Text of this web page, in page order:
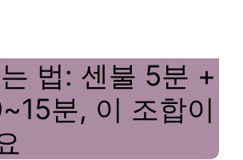
법: 센불 5분 +
분, 이 조합이